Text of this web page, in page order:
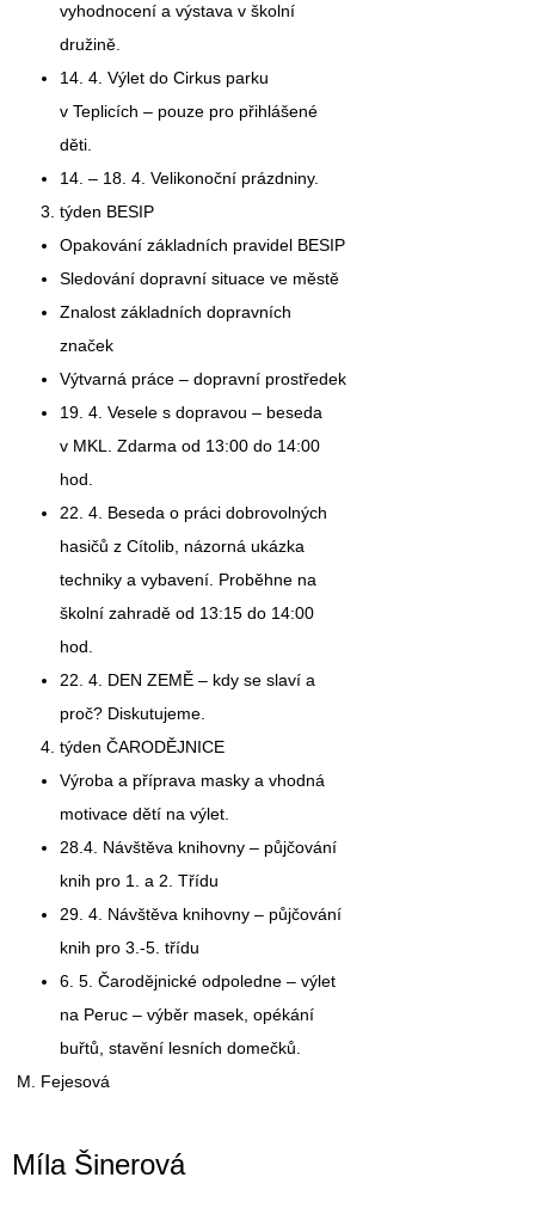
vyhodnocení a výstava v školní
družině.
14. 4. Výlet do Cirkus parku
v Teplicích – pouze pro přihlášené
děti.
14. – 18. 4. Velikonoční prázdniny.
týden BESIP
Opakování základních pravidel BESIP
Sledování dopravní situace ve městě
Znalost základních dopravních
značek
Výtvarná práce – dopravní prostředek
19. 4. Vesele s dopravou – beseda
v MKL. Zdarma od 13:00 do 14:00
hod.
22. 4. Beseda o práci dobrovolných
hasičů z Cítolib, názorná ukázka
techniky a vybavení. Proběhne na
školní zahradě od 13:15 do 14:00
hod.
22. 4. DEN ZEMĚ – kdy se slaví a
proč? Diskutujeme.
týden ČARODĚJNICE
Výroba a příprava masky a vhodná
motivace dětí na výlet.
28.4. Návštěva knihovny – půjčování
knih pro 1. a 2. Třídu
29. 4. Návštěva knihovny – půjčování
knih pro 3.-5. třídu
6. 5. Čarodějnické odpoledne – výlet
na Peruc – výběr masek, opékání
buřtů, stavění lesních domečků.
M. Fejesová
Míla Šinerová